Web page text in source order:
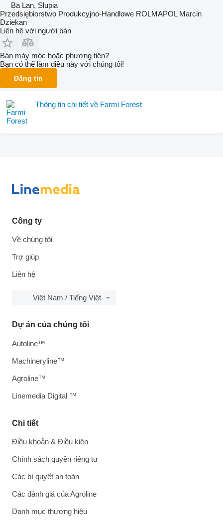
Ba Lan, Słupia
Przedsiębiorstwo Produkcyjno-Handlowe ROLMAPOL Marcin
Dziekan
Liên hệ với người bán
Bán máy móc hoặc phương tiện?
Bạn có thể làm điều này với chúng tôi!
Đăng tin
Thông tin chi tiết về Farmi Forest
Công ty
Về chúng tôi
Trợ giúp
Liên hệ
Việt Nam / Tiếng Việt
Chi tiết
Điều khoản & Điều kiện
Chính sách quyền riêng tư
Các bí quyết an toàn
Các đánh giá của Agroline
Danh mục thương hiệu
Dự án của chúng tôi
Autoline™
Machineryline™
Agroline™
Linemedia Digital ™